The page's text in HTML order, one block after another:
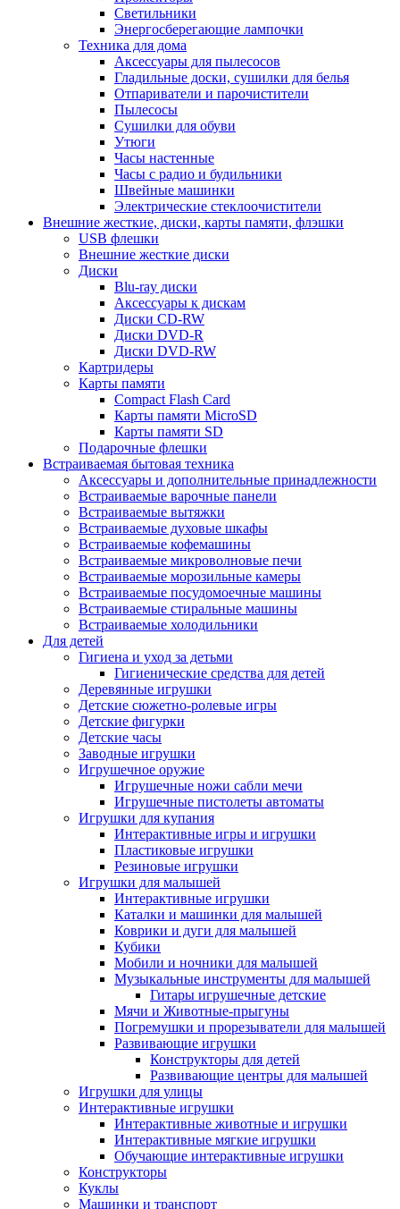
Светильники
Энергосберегающие лампочки
Техника для дома
Аксессуары для пылесосов
Гладильные доски, сушилки для белья
Отпариватели и парочистители
Пылесосы
Сушилки для обуви
Утюги
Часы настенные
Часы с радио и будильники
Швейные машинки
Электрические стеклоочистители
Внешние жесткие, диски, карты памяти, флэшки
USB флешки
Внешние жесткие диски
Диски
Blu-ray диски
Аксессуары к дискам
Диски CD-RW
Диски DVD-R
Диски DVD-RW
Картридеры
Карты памяти
Compact Flash Card
Карты памяти MicroSD
Карты памяти SD
Подарочные флешки
Встраиваемая бытовая техника
Аксессуары и дополнительные принадлежности
Встраиваемые варочные панели
Встраиваемые вытяжки
Встраиваемые духовые шкафы
Встраиваемые кофемашины
Встраиваемые микроволновые печи
Встраиваемые морозильные камеры
Встраиваемые посудомоечные машины
Встраиваемые стиральные машины
Встраиваемые холодильники
Для детей
Гигиена и уход за детьми
Гигиенические средства для детей
Деревянные игрушки
Детские сюжетно-ролевые игры
Детские фигурки
Детские часы
Заводные игрушки
Игрушечное оружие
Игрушечные ножи сабли мечи
Игрушечные пистолеты автоматы
Игрушки для купания
Интерактивные игры и игрушки
Пластиковые игрушки
Резиновые игрушки
Игрушки для малышей
Интерактивные игрушки
Каталки и машинки для малышей
Коврики и дуги для малышей
Кубики
Мобили и ночники для малышей
Музыкальные инструменты для малышей
Гитары игрушечные детские
Мячи и Животные-прыгуны
Погремушки и прорезыватели для малышей
Развивающие игрушки
Конструкторы для детей
Развивающие центры для малышей
Игрушки для улицы
Интерактивные игрушки
Интерактивные животные и игрушки
Интерактивные мягкие игрушки
Обучающие интерактивные игрушки
Конструкторы
Куклы
Машинки и транспорт